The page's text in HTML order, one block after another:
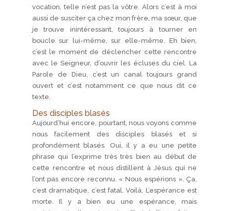
vocation, telle n’est pas la vôtre. Alors c’est à moi
aussi de susciter ça chez mon frère, ma sœur, que
je trouve inintéressant, toujours à tourner en
boucle sur lui-même, sur elle-même. Eh bien,
c’est le moment de déclencher cette rencontre
avec le Seigneur, d’ouvrir les écluses du ciel. La
Parole de Dieu, c’est un canal toujours grand
ouvert et c’est notamment ce que nous dit ce
texte.
Des disciples blasés
Aujourd’hui encore, pourtant, nous voyons comme
nous facilement des disciples blasés et si
profondément blasés. Oui, il y a eu une petite
phrase qui l’exprime très très bien au début de
cette rencontre et nous distillent à Jésus qui ne
l’ont pas encore reconnu. « Nous espérions ». Ça,
c’est dramatique, c’est fatal. Voilà, L’espérance est
morte. Il y a bien eu une espérance, mais